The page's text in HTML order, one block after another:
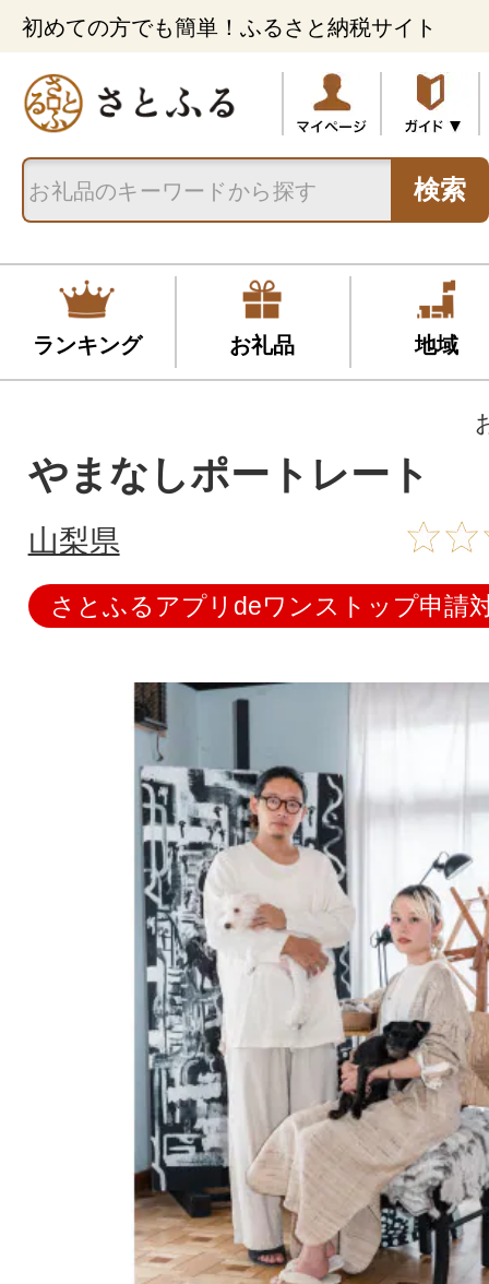
初めての方でも簡単！ふるさと納税サイト
検索
ランキング お礼品 地域
やまなしポートレート
山梨県
さとふるアプリdeワンストップ申請